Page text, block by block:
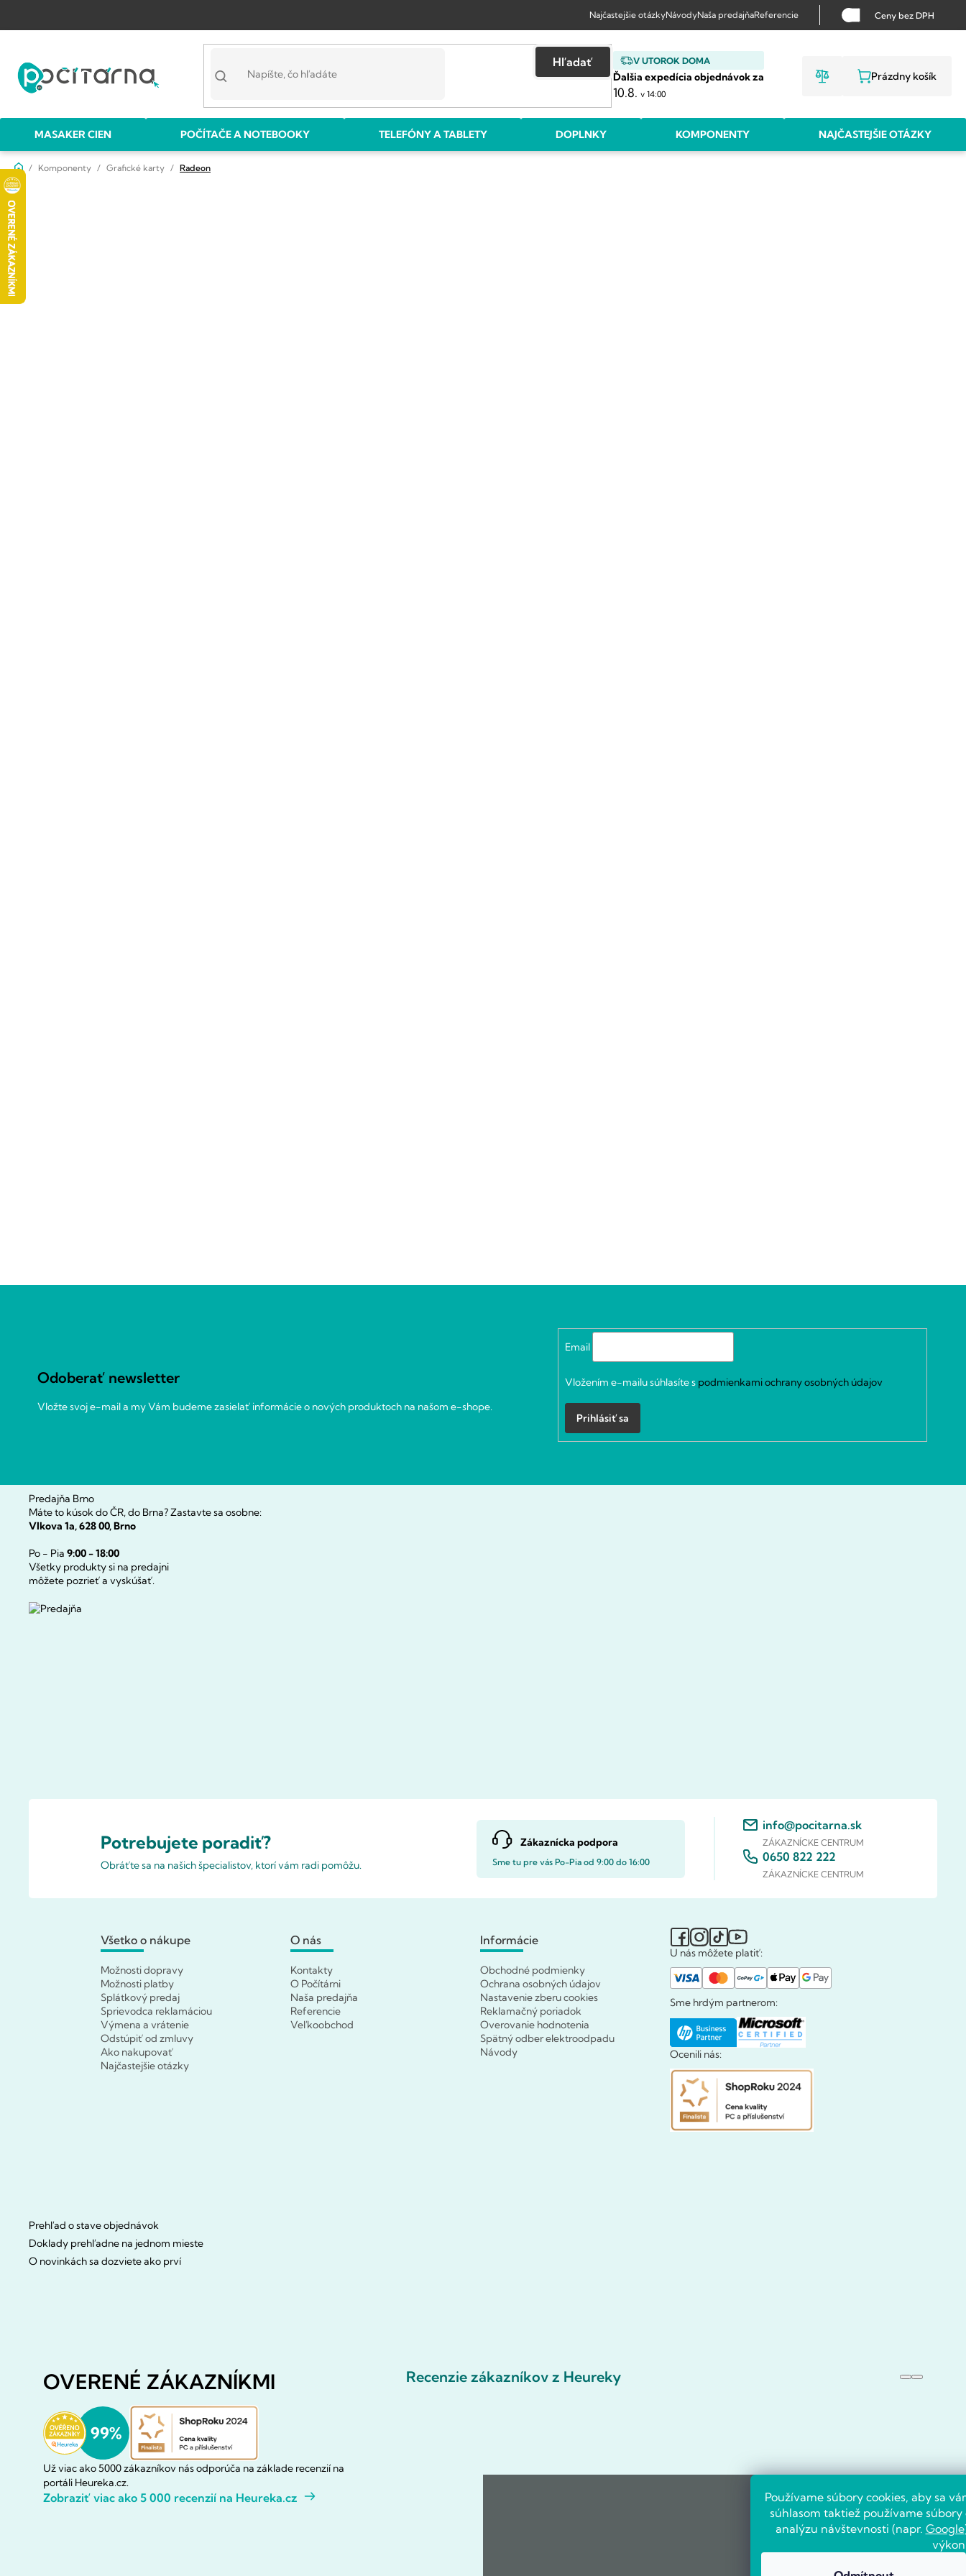
Používame súbory cookies, aby sa
súhlasom taktiež používame
analýzu návštevnosti (napr. Google
obsah
Najčastejšie otázkyNávodyNaša predajňaReferencie Ceny bez DPH
V UTOROK DOMA
Ďalšia expedícia objednávok za
10.8.v 14:00
Hľadať
NÁKUPNÝ
Prázdny košík
MASAKER CIEN POČÍTAČE A NOTEBOOKY TELEFÓNY A TABLETY DOPLNKY KOMPONENTY NAJČASTEJŠIE OTÁZKY
DomovKomponenty Grafické karty Radeon
B
o
č
n
ý
p
Odoberať newsletter
Vložte svoj e-mail a my Vám budeme zasielať informácie o nových produktoch na našom e-shope.
Email
Vložením e-mailu súhlasíte s podmienkami ochrany osobných údajov
Prihlásiť sa
Predajňa Brno
Máte to kúsok do ČR, do Brna? Zastavte sa osobne:
Vlkova 1a, 628 00, Brno
Po - Pia 9:00 - 18:00
Všetky produkty si na predajni
môžete pozrieť a vyskúšať.
Potrebujete poradiť?
Obráťte sa na našich špecialistov, ktorí vám radi pomôžu.
Zákaznícka podpora
Sme tu pre vás Po-Pia od 9:00 do 16:00
info@pocitarna.sk
ZÁKAZNÍCKE CENTRUM
0650 822 222
ZÁKAZNÍCKE CENTRUM
Všetko o nákupe
Možnosti dopravy
Možnosti platby
Splátkový predaj
Sprievodca reklamáciou
Výmena a vrátenie
Odstúpiť od zmluvy
Ako nakupovať
Najčastejšie otázky
O nás
Kontakty
O Počítárni
Naša predajňa
Referencie
Veľkoobchod
Informácie
Obchodné podmienky
Ochrana osobných údajov
Nastavenie zberu cookies
Reklamačný poriadok
Overovanie hodnotenia
Spätný odber elektroodpadu
Návody
U nás môžete platiť:
Sme hrdým partnerom:
Ocenili nás:
Prehľad o stave objednávok
Doklady prehľadne na jednom mieste
O novinkách sa dozviete ako prví
OVERENÉ ZÁKAZNÍKMI
Už viac ako 5000 zákazníkov nás odporúča na základe recenzií na
portáli Heureka.cz.
Zobraziť viac ako 5 000 recenzií na Heureka.cz
Recenzie zákazníkov z Heureky